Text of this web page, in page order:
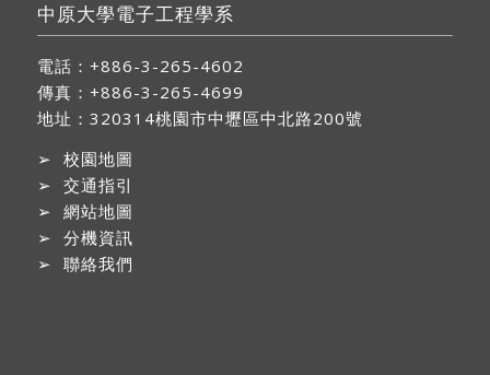
中原大學電子工程學系
電話：+886-3-265-4602
傳真：+886-3-265-4699
地址： 320314桃園市中壢區中北路200號
➢ 校園地圖
➢ 交通指引
➢ 網站地圖
➢ 分機資訊
➢ 聯絡我們